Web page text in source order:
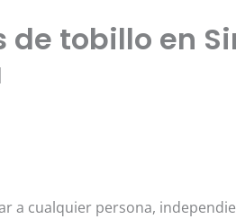
tobillo en
a cualquier persona,